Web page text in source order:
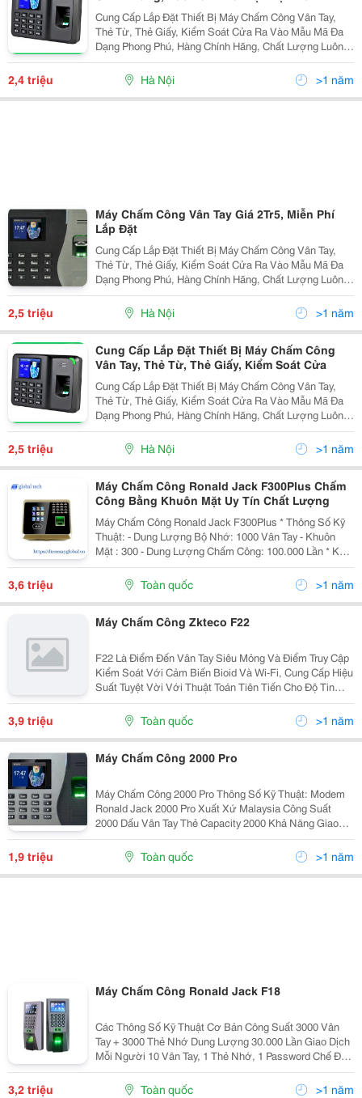
Cung Cấp Lắp Đặt Thiết Bị Máy Chấm Công Vân Tay,
Thẻ Từ, Thẻ Giấy, Kiểm Soát Cửa Ra Vào Mẫu Mã Đa
Dạng Phong Phú, Hàng Chính Hãng, Chất Lượng Luôn
Đảm Bảo C Đuợc Đánh Giá Hàng Đầu Trong Khu Vực
Trong Nhiều Năm Liền Tel 04.39879167 - 0902.199
2,4 triệu Hà Nội >1 năm
Máy Chấm Công Vân Tay Giá 2Tr5, Miễn Phí
Lắp Đặt
Cung Cấp Lắp Đặt Thiết Bị Máy Chấm Công Vân Tay,
Thẻ Từ, Thẻ Giấy, Kiểm Soát Cửa Ra Vào Mẫu Mã Đa
Dạng Phong Phú, Hàng Chính Hãng, Chất Lượng Luôn
Đảm Bảo Đuợc Đánh Giá Hàng Đầu Trong Khu Vực
2,5 triệu Hà Nội >1 năm
Cung Cấp Lắp Đặt Thiết Bị Máy Chấm Công
Vân Tay, Thẻ Từ, Thẻ Giấy, Kiểm Soát Cửa
Cung Cấp Lắp Đặt Thiết Bị Máy Chấm Công Vân Tay,
Thẻ Từ, Thẻ Giấy, Kiểm Soát Cửa Ra Vào Mẫu Mã Đa
Dạng Phong Phú, Hàng Chính Hãng, Chất Lượng Luôn
Đảm Bảo Đuợc Đánh Giá Hàng Đầu Trong Khu Vực
Trong Nhiều Năm Liền Tel 0987217507 / 0902224009
2,5 triệu Hà Nội >1 năm
Máy Chấm Công Ronald Jack F300Plus Chấm
Công Bằng Khuôn Mặt Uy Tín Chất Lượng
Máy Chấm Công Ronald Jack F300Plus * Thông Số Kỹ
Thuật: - Dung Lượng Bộ Nhớ: 1000 Vân Tay - Khuôn
Mặt : 300 - Dung Lượng Chấm Công: 100.000 Lần * Kết
Nối Với Máy Tính Qua Cổng, Tcp/Ip / Usb / Wifi - Hiển
Thị Tên Người Chấm Công L
3,6 triệu Toàn quốc >1 năm
Máy Chấm Công Zkteco F22
F22 Là Điểm Đến Vân Tay Siêu Mỏng Và Điểm Truy Cập
Kiểm Soát Với Cảm Biến Bioid Và Wi-Fi, Cung Cấp Hiệu
Suất Tuyệt Vời Với Thuật Toán Tiên Tiến Cho Độ Tin
Cậy, Độ Chính Xác Và Tốc Độ Kết Hợp Tuyệt Vời. F22
Cung Cấp Thuật Toán Kết Hợp Dấu Vân Tay Nhan
3,9 triệu Toàn quốc >1 năm
Máy Chấm Công 2000 Pro
Máy Chấm Công 2000 Pro Thông Số Kỹ Thuật: Modem
Ronald Jack 2000 Pro Xuất Xứ Malaysia Công Suất
2000 Dấu Vân Tay Thẻ Capacity 2000 Khả Năng Giao
Dịch 80000 Lần (Trước Khi Đầy Và Reset Lại Máy) Ngôn
Ngữ English,
1,9 triệu Toàn quốc >1 năm
Máy Chấm Công Ronald Jack F18
Các Thông Số Kỹ Thuật Cơ Bản Công Suất 3000 Vân
Tay + 3000 Thẻ Nhớ Dung Lượng 30.000 Lần Giao Dịch
Mỗi Người 10 Vân Tay, 1 Thẻ Nhớ, 1 Password Chế Độ
Anti Passback Có Thiết Lập Mở Cửa Nhiều Cách Cổng
Wiegand Kết Nối...
3,2 triệu Toàn quốc >1 năm